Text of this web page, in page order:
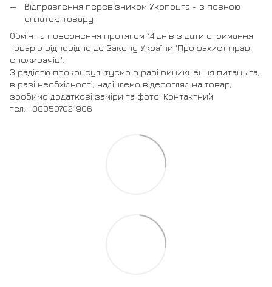
Відправлення перевізником Укрпошта - з повною
оплатою товару
Обмін та повернення протягом 14 днів з дати отримання
товарів відповідно до Закону України "Про захист прав
споживачів".
З радістю проконсультуємо в разі виникнення питань та,
в разі необхідності, надішлемо відеоогляд на товар,
зробимо додаткові заміри та фото. Контактний
тел. +380507021906